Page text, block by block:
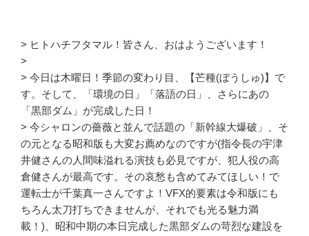
> ヒトハチフタマル！皆さん、おはようございます！
>
> 今日は木曜日！季節の変わり目、【芒種(ぼうしゅ)】で
す。そして、「環境の日」「落語の日」、さらにあの
「黒部ダム」が完成した日！
> 今シャロンの薔薇と並んで話題の「新幹線大爆破」、そ
の元となる昭和版も大変お薦めなのですが(指令長の宇津
井健さんの人間味溢れる演技も必見ですが、犯人役の高
倉健さんが最高です。その哀愁も含めてみてほしい！で
運転士が千葉真一さんですよ！VFX的要素は令和版にも
ちろん太刀打ちできませんが、それでも光る魅力満
載！)、昭和中期の本日完成した黒部ダムの苛烈な建設を